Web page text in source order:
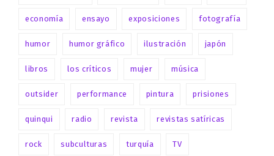
economía ensayo exposiciones fotografía
humor humor gráfico ilustración japón
libros los críticos mujer música
outsider performance pintura prisiones
quinqui radio revista revistas satíricas
rock subculturas turquía TV